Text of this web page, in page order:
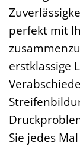
perfekt mit
erstklassige
Sie jedes